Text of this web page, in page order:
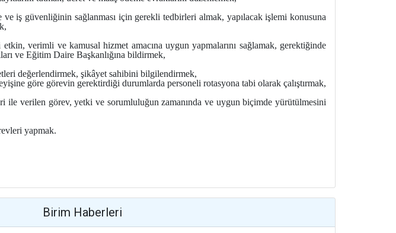
ve iş güvenliğinin sağlanması için gerekli tedbirleri almak, yapılacak işlemi konusuna
verimli ve kamusal hizmet amacına uygun yapmalarını sağlamak, gerektiğinde
ve Eğitim Daire Başkanlığına bildirmek,
değerlendirmek, şikâyet sahibini bilgilendirmek,
göre görevin gerektirdiği durumlarda personeli rotasyona tabi olarak çalıştırmak,
ile verilen görev, yetki ve sorumluluğun zamanında ve uygun biçimde yürütülmesini
yapmak.
Birim Haberleri